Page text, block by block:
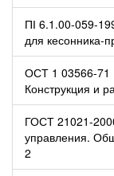
ПІ 6.1.00-059-
для кесонника-
ОСТ 1 03566-71
Конструкция и
ГОСТ 21021-
управления.
2